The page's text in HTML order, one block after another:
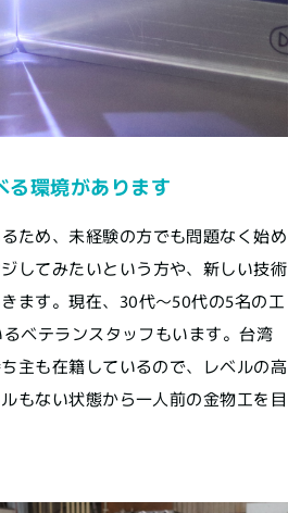
る環境があります
ため、未経験の方でも問題なく始め
してみたいという方や、新しい技術
ます。現在、30代〜50代の5名の工
ベテランスタッフもいます。台湾
主も在籍しているので、レベルの高
もない状態から一人前の金物工を目